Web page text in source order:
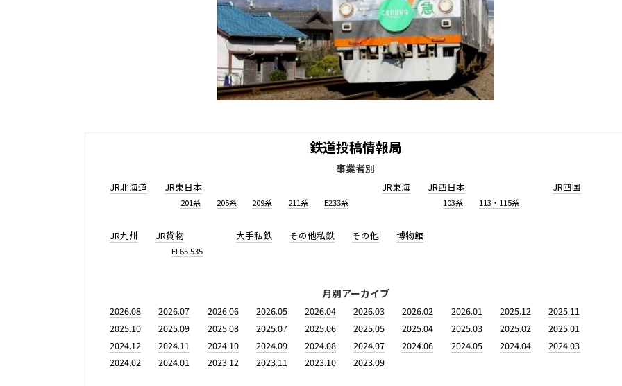
鉄道投稿情報局
事業者別
JR北海道 JR東日本
201系 205系 209系 211系 E233系
JR東海 JR西日本
103系 113・115系
JR四国
JR九州 JR貨物
EF65 535
大手私鉄 その他私鉄 その他 博物館
月別アーカイブ
2026.08 2026.07 2026.06 2026.05 2026.04 2026.03 2026.02 2026.01 2025.12
2025.11
2025.10
2025.09 2025.08 2025.07 2025.06 2025.05 2025.04 2025.03 2025.02
2025.01
2024.12
2024.11 2024.10 2024.09 2024.08 2024.07 2024.06 2024.05 2024.04
2024.03
2024.02
2024.01 2023.12 2023.11 2023.10 2023.09